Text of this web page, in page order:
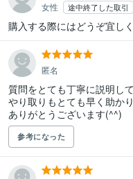
女性 途中終了した取引
購入する際にはどうぞ宜し
匿名
質問をとても丁寧に説明し
やり取りもとても早く助か
ありがとうございます(^^)
参考になった